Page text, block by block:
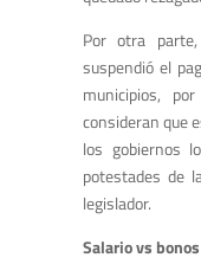
Por otra
suspendió el
municipios,
consideran que
los gobiernos
potestades de
legislador.
Salario vs bonos